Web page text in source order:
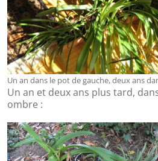
Un an dans le pot de gauche, deux ans
Un an et deux ans plus tard,
ombre :